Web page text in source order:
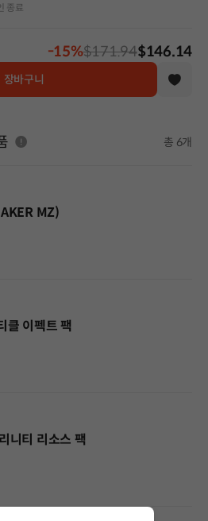
종료
-15%$171.94$146.14
장바구니
총 6개
MZ)
클 이펙트 팩
니티 리소스 팩